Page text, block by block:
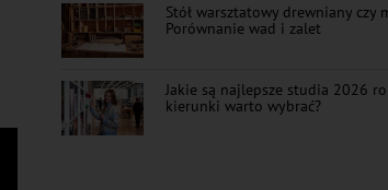
Stół warsztatowy drewniany czy
Porównanie wad i zalet
Jakie są najlepsze studia 2026
kierunki warto wybrać?